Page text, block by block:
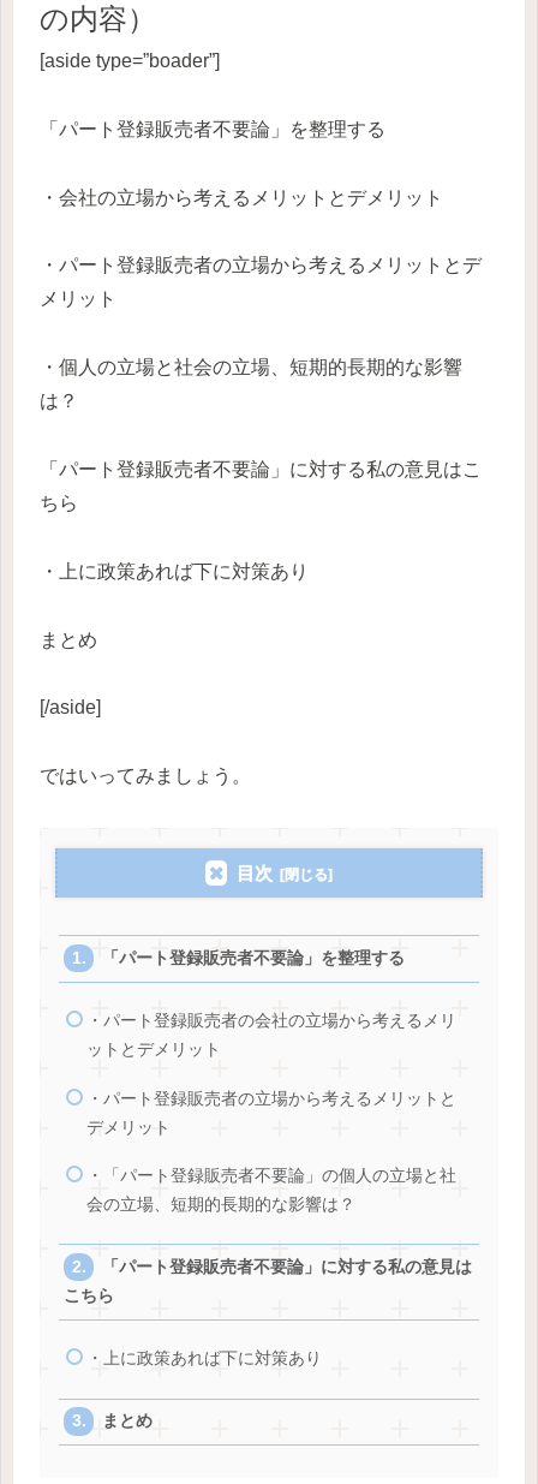
の内容）
[aside type=”boader”]
「パート登録販売者不要論」を整理する
・会社の立場から考えるメリットとデメリット
・パート登録販売者の立場から考えるメリットとデ
メリット
・個人の立場と社会の立場、短期的長期的な影響
は？
「パート登録販売者不要論」に対する私の意見はこ
ちら
・上に政策あれば下に対策あり
まとめ
[/aside]
ではいってみましょう。
目次
「パート登録販売者不要論」を整理する
・パート登録販売者の会社の立場から考えるメリ
ットとデメリット
・パート登録販売者の立場から考えるメリットと
デメリット
・「パート登録販売者不要論」の個人の立場と社
会の立場、短期的長期的な影響は？
「パート登録販売者不要論」に対する私の意見は
こちら
・上に政策あれば下に対策あり
まとめ